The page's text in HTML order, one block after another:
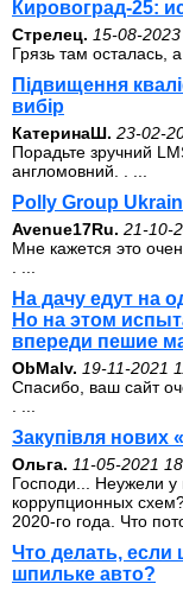
Кировоград-25:
Стрелец. 15-08-
Грязь там осталась,
Підвищення
вибір
КатеринаШ. 23-02-
Порадьте зручний
англомовний. . ...
Polly Group
Avenue17Ru. 21-10-
Мне кажется это
На дачу едут на
Но на этом
впереди пешие
ОbMalv. 19-11-2021
Спасибо, ваш сайт
Закупівля нових
Ольга. 11-05-2021
Господи... Неужели у
коррупционных
2020-го года. Что
Что делать,
шпильке авто?